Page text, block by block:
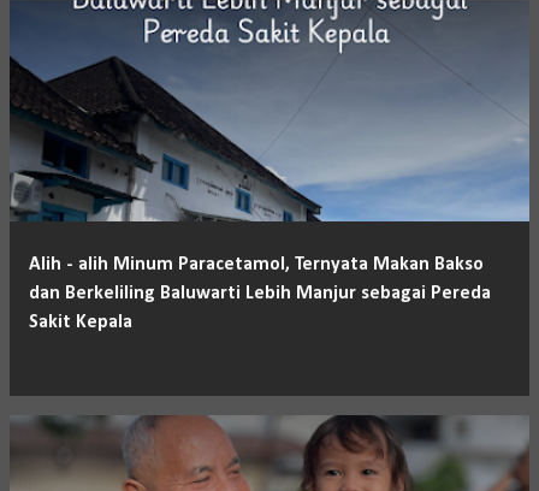
Alih - alih Minum Paracetamol, Ternyata Makan Bakso
dan Berkeliling Baluwarti Lebih Manjur sebagai Pereda
Sakit Kepala